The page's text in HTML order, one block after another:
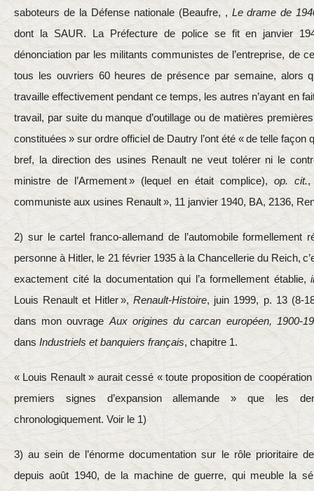
saboteurs de la Défense nationale (Beaufre, , Le drame de
dont la SAUR. La Préfecture de police se fit en janvier
dénonciation par les militants communistes de l’entreprise, de
tous les ouvriers 60 heures de présence par semaine, alors
travaille effectivement pendant ce temps, les autres n’ayant en
travail, par suite du manque d’outillage ou de matières
constituées » sur ordre officiel de Dautry l’ont été « de telle façon
bref, la direction des usines Renault ne veut tolérer ni le
ministre de l’Armement » (lequel en était complice),
op. cit.,
communiste aux usines Renault », 11 janvier 1940, BA, 2136,
2) sur le cartel franco-allemand de l’automobile formellement
personne à Hitler, le 21 février 1935 à la Chancellerie du Reich,
exactement cité la documentation qui l’a formellement établie,
Louis Renault et Hitler », Renault-Histoire, juin 1999, p. 13
dans mon ouvrage Aux origines du carcan européen, 1900-
dans Industriels et banquiers français, chapitre 1.
« Louis Renault » aurait cessé « toute proposition de
premiers signes d’expansion allemande » que les
chronologiquement. Voir le 1)
3) au sein de l’énorme documentation sur le rôle prioritaire
depuis août 1940, de la machine de guerre, qui meuble la